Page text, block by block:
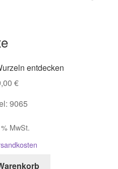
entdecken
€
9065
MwSt.